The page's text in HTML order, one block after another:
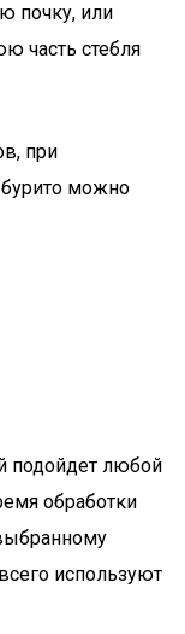
почку, или
часть стебля
при
можно
подойдет любой
обработки
используют